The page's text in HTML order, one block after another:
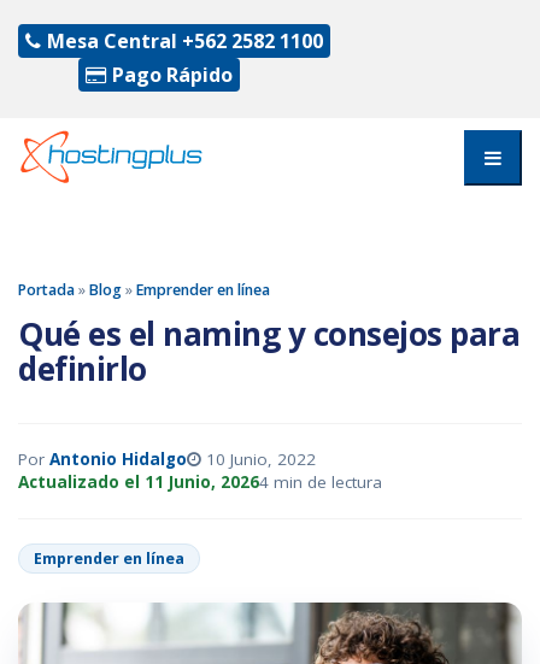
Mesa Central +562 2582 1100
Pago Rápido
Portada»Blog»Emprender en línea
Qué es el naming y consejos para
definirlo
Por Antonio Hidalgo
10 Junio, 2022
Actualizado el 11 Junio, 20264 min de lectura
Emprender en línea